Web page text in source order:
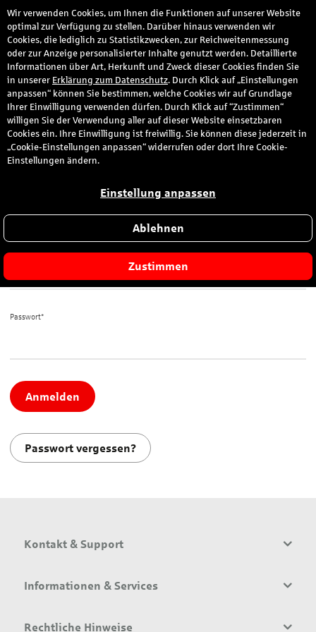
Anmeldung
Bitte melden Sie sich hier mit Ihrer E-Mail-Adresse und dem von
Ihnen gewählten Passwort an.
Sie sind zum ersten Mal hier?
Passwort*
Anmelden
Passwort vergessen?
Kontakt & Support
Informationen & Services
Rechtliche Hinweise
Wir verwenden Cookies, um Ihnen die Funktionen auf unserer Website
optimal zur Verfügung zu stellen. Darüber hinaus verwenden wir
Cookies, die lediglich zu Statistikzwecken, zur Reichweitenmessung
oder zur Anzeige personalisierter Inhalte genutzt werden. Detaillierte
Informationen über Art, Herkunft und Zweck dieser Cookies finden Sie
in unserer Erklärung zum Datenschutz. Durch Klick auf „Einstellungen
anpassen“ können Sie bestimmen, welche Cookies wir auf Grundlage
Ihrer Einwilligung verwenden dürfen. Durch Klick auf “Zustimmen“
willigen Sie der Verwendung aller auf dieser Website einsetzbaren
Cookies ein. Ihre Einwilligung ist freiwillig. Sie können diese jederzeit in
„Cookie-Einstellungen anpassen“ widerrufen oder dort Ihre Cookie-
Einstellungen ändern.
Einstellung anpassen
Ablehnen
Zustimmen